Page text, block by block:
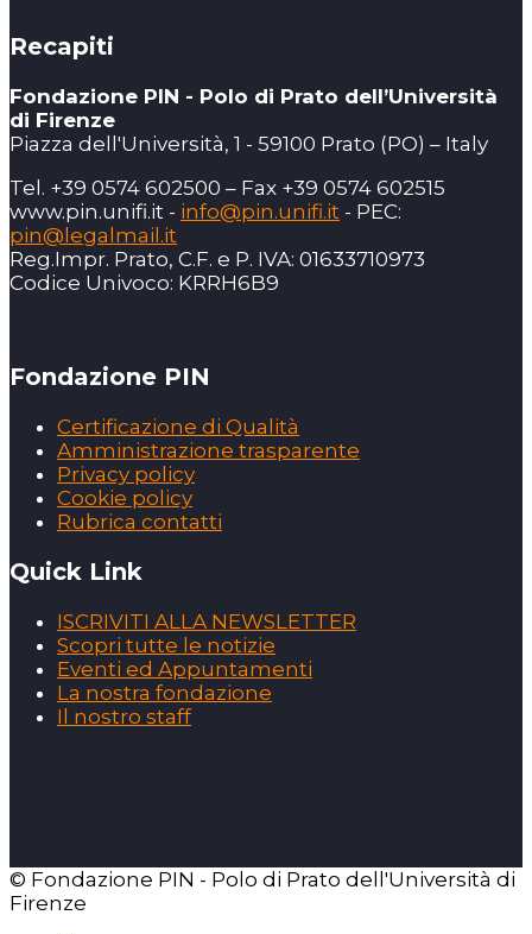
Recapiti
Fondazione PIN - Polo di Prato dell’Università
di Firenze
Piazza dell'Università, 1 - 59100 Prato (PO) – Italy
Tel. +39 0574 602500 – Fax +39 0574 602515
www.pin.unifi.it - info@pin.unifi.it - PEC:
pin@legalmail.it
Reg.Impr. Prato, C.F. e P. IVA: 01633710973
Codice Univoco: KRRH6B9
Fondazione PIN
Certificazione di Qualità
Amministrazione trasparente
Privacy policy
Cookie policy
Rubrica contatti
Quick Link
ISCRIVITI ALLA NEWSLETTER
Scopri tutte le notizie
Eventi ed Appuntamenti
La nostra fondazione
Il nostro staff
© Fondazione PIN - Polo di Prato dell'Università di
Firenze